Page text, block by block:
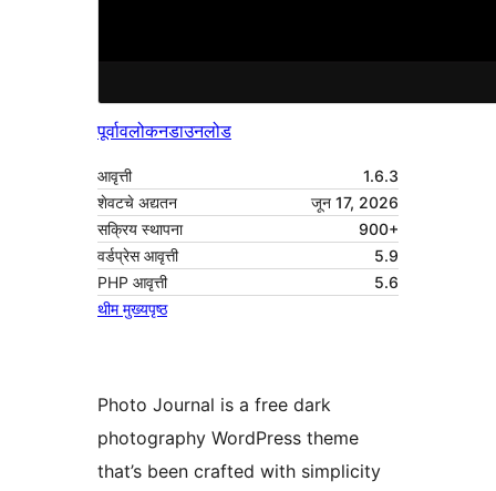
पूर्वावलोकनडाउनलोड
आवृत्ती
1.6.3
शेवटचे अद्यतन
जून 17, 2026
सक्रिय स्थापना
900+
वर्डप्रेस आवृत्ती
5.9
PHP आवृत्ती
5.6
थीम मुख्यपृष्ठ
Photo Journal is a free dark
photography WordPress theme
that’s been crafted with simplicity